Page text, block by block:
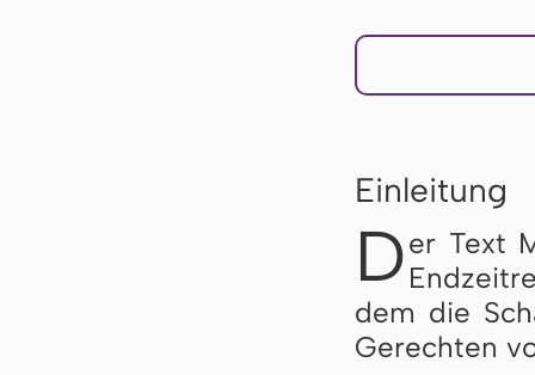
Einleitung
Der Text
dem die
Ge­rech­ten